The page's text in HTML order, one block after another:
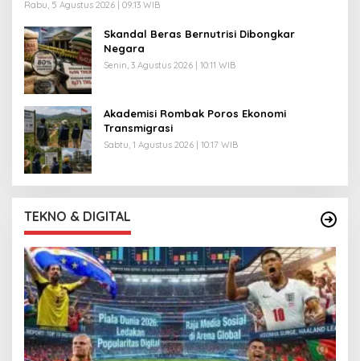
Rabu, 5 Agustus 2026 | 09:13 WIB
Skandal Beras Bernutrisi Dibongkar
Negara
Senin, 3 Agustus 2026 | 10:11 WIB
Akademisi Rombak Poros Ekonomi
Transmigrasi
Sabtu, 1 Agustus 2026 | 10:17 WIB
TEKNO & DIGITAL